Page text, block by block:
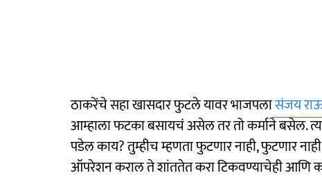
ठाकरेंचे सहा खासदार फुटले यावर भाजपलासंजय
आम्हाला फटका बसायचं असेल तर तो कर्माने बसेल.
पडेल काय? तुम्हीच म्हणता फुटणार नाही, फुटणार
ऑपरेशन कराल ते शांततेत करा टिकवण्याचेही आणि